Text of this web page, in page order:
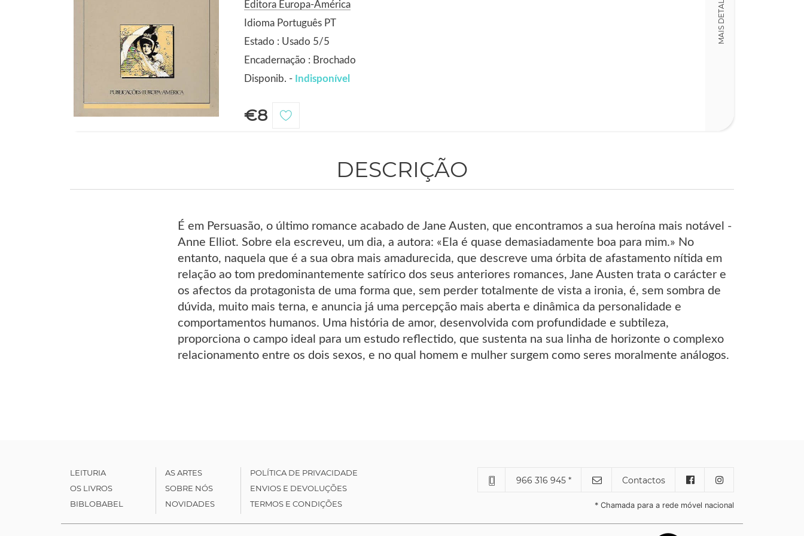
Editora Europa-América
Idioma Português PT
Estado : Usado 5/5
Encadernação : Brochado
Disponib. - Indisponível
€8
MAIS DETALHES
DESCRIÇÃO
É em Persuasão, o último romance acabado de Jane Austen, que encontramos a sua heroína mais notável -
Anne Elliot. Sobre ela escreveu, um dia, a autora: «Ela é quase demasiadamente boa para mim.» No
entanto, naquela que é a sua obra mais amadurecida, que descreve uma órbita de afastamento nítida em
relação ao tom predominantemente satírico dos seus anteriores romances, Jane Austen trata o carácter e
os afectos da protagonista de uma forma que, sem perder totalmente de vista a ironia, é, sem sombra de
dúvida, muito mais terna, e anuncia já uma percepção mais aberta e dinâmica da personalidade e
comportamentos humanos. Uma história de amor, desenvolvida com profundidade e subtileza,
proporciona o campo ideal para um estudo reflectido, que sustenta na sua linha de horizonte o complexo
relacionamento entre os dois sexos, e no qual homem e mulher surgem como seres moralmente análogos.
LEITURIA
OS LIVROS
BIBLOBABEL
AS ARTES
SOBRE NÓS
NOVIDADES
POLÍTICA DE PRIVACIDADE
ENVIOS E DEVOLUÇÕES
TERMOS E CONDIÇÕES
966 316 945 * Contactos
* Chamada para a rede móvel nacional